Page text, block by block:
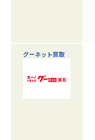
グーネット買取